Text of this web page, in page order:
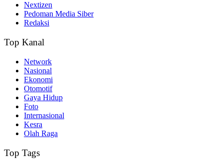
Nextizen
Pedoman Media Siber
Redaksi
Top Kanal
Network
Nasional
Ekonomi
Otomotif
Gaya Hidup
Foto
Internasional
Kesra
Olah Raga
Top Tags